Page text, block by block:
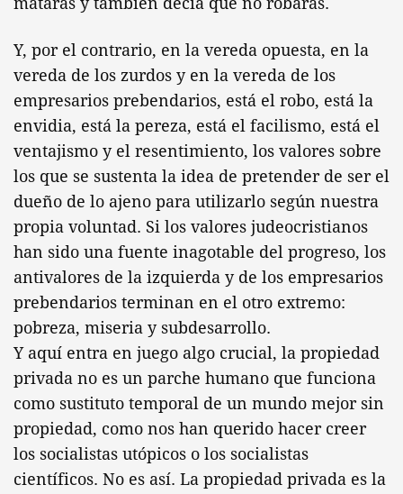
Y, por el contrario, en la vereda opuesta, en la
vereda de los zurdos y en la vereda de los
empresarios prebendarios, está el robo, está la
envidia, está la pereza, está el facilismo, está el
ventajismo y el resentimiento, los valores sobre
los que se sustenta la idea de pretender de ser el
dueño de lo ajeno para utilizarlo según nuestra
propia voluntad. Si los valores judeocristianos
han sido una fuente inagotable del progreso, los
antivalores de la izquierda y de los empresarios
prebendarios terminan en el otro extremo:
pobreza, miseria y subdesarrollo.
Y aquí entra en juego algo crucial, la propiedad
privada no es un parche humano que funciona
como sustituto temporal de un mundo mejor sin
propiedad, como nos han querido hacer creer
los socialistas utópicos o los socialistas
científicos. No es así. La propiedad privada es la